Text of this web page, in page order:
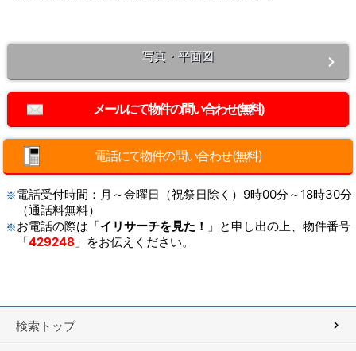
写真・平面図
電話にて物件の問い合わせ(無料)
電話受付時間：月～金曜日（祝祭日除く）9時00分～18時30分
（通話料無料）
お電話の際は「イリサーチを見た！ 」と申し出の上、物件番号
「429248 」をお伝えください。
検索トップ